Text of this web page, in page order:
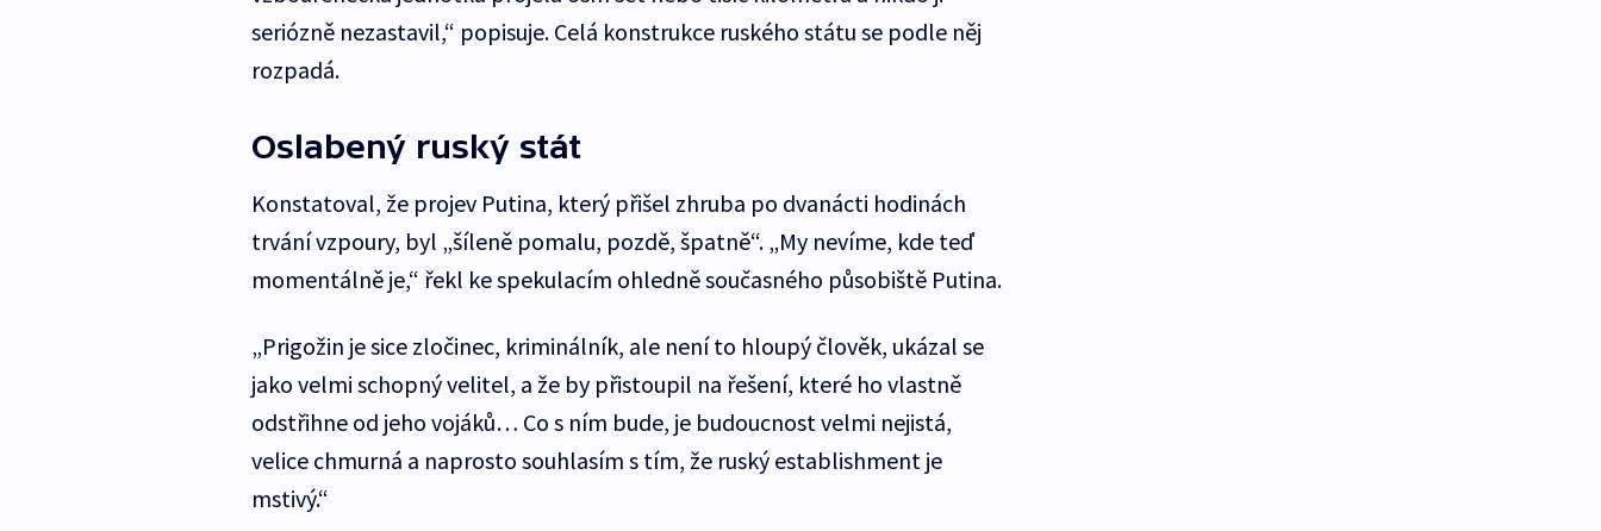
seriózně nezastavil,“ popisuje. Celá konstrukce ruského státu se podle něj
rozpadá.
Oslabený ruský stát
Konstatoval, že projev Putina, který přišel zhruba po dvanácti hodinách
trvání vzpoury, byl „šíleně pomalu, pozdě, špatně“. „My nevíme, kde teď
momentálně je,“ řekl ke spekulacím ohledně současného působiště Putina.
„Prigožin je sice zločinec, kriminálník, ale není to hloupý člověk, ukázal se
jako velmi schopný velitel, a že by přistoupil na řešení, které ho vlastně
odstřihne od jeho vojáků… Co s ním bude, je budoucnost velmi nejistá,
velice chmurná a naprosto souhlasím s tím, že ruský establishment je
mstivý.“